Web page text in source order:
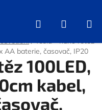
Hledat
KOŠÍK
/ Tesla - nano řetěz
AA baterie, časovač, IP20
100LED,
kabel,